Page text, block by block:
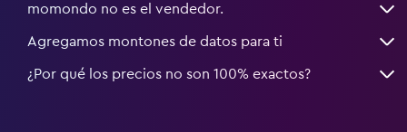
momondo no es el vendedor.
Agregamos montones de datos para ti
¿Por qué los precios no son 100% exactos?